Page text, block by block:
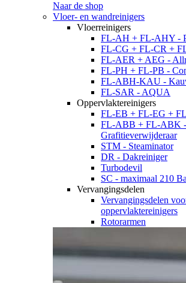
Naar de shop
Vloer- en wandreinigers
Vloerreinigers
FL-AH + FL-AHY -
FL-CG + FL-CR +
FL-AER + AEG -
FL-PH + FL-PB -
FL-ABH-KAU -
FL-SAR - AQUA
Oppervlaktereinigers
FL-EB + FL-EG +
FL-ABB + FL-ABK -
Grafitieverwijderaar
STM - Steaminator
DR - Dakreiniger
Turbodevil
SC - maximaal 210
Vervangingsdelen
Vervangingsdelen
oppervlaktereinigers
Rotorarmen